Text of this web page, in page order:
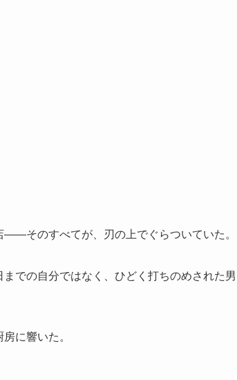
そのすべてが、刃の上でぐらついていた。
での自分ではなく、ひどく打ちのめされた男
に響いた。